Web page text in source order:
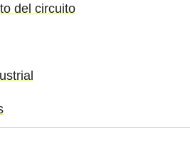
del circuito